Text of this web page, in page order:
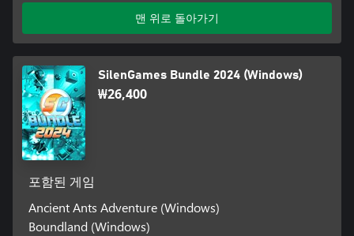
맨 위로 돌아가기
SilenGames Bundle 2024 (Windows)
₩26,400
포함된 게임
Ancient Ants Adventure (Windows)
Boundland (Windows)